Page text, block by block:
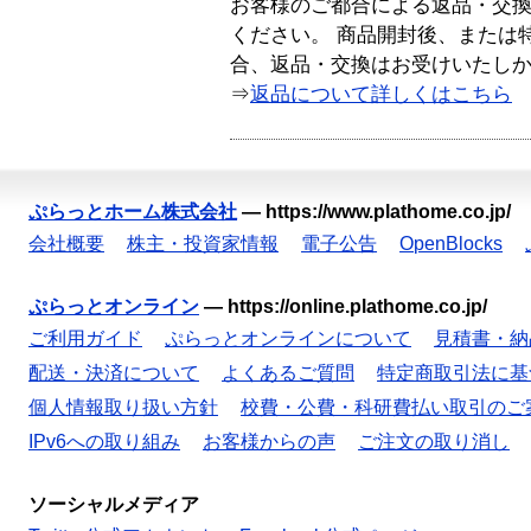
お客様のご都合による返品・交
ください。 商品開封後、または
合、返品・交換はお受けいたし
⇒返品について詳しくはこちら
ぷらっとホーム株式会社 — https://www.plathome.co.jp/
会社概要
株主・投資家情報 電子公告 OpenBlocks
ぷらっとオンライン — https://online.plathome.co.jp/
ご利用ガイド
ぷらっとオンラインについて
見積書・
配送・決済について
よくあるご質問
特定商取引法に
個人情報取り扱い方針
校費・公費・科研費払い取引のご
IPv6への取り組み
お客様からの声 ご注文の取り消し
ソーシャルメディア